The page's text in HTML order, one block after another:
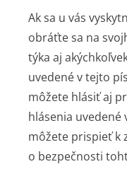
Ak sa u vás
obráťte sa na
týka aj
uvedené v tejto
môžete hlásiť aj
hlásenia uvedené
môžete prispieť k
o bezpečnosti